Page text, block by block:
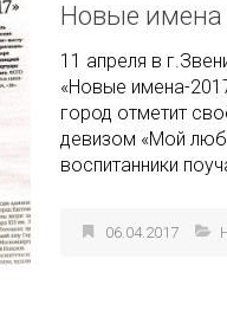
Новые имена
11 апреля в
«Новые имена-
город отметит
девизом «Мой
воспитанники
06.04.2017